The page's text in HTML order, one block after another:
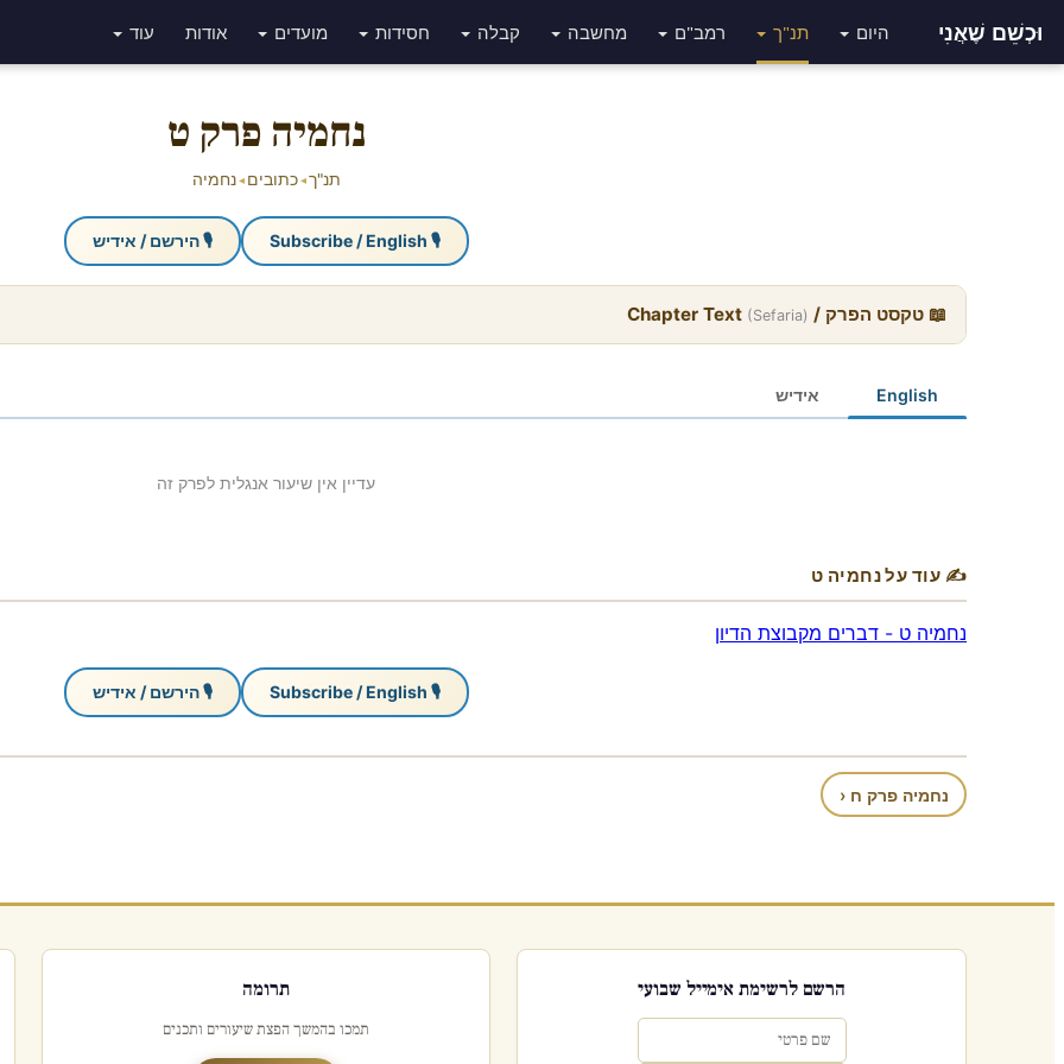
וּכְשֵׁם שֶׁאֲנִי היום תנ"ך רמב"ם מחשבה קבלה חסידות מועדים אודות עוד
נחמיה פרק ט
תנ"ך ◂ כתובים ◂ נחמיה
🎙 Subscribe / English 🎙 הירשם / אידיש
📖 טקסט הפרק / Chapter Text (Sefaria)
English אידיש
עדיין אין שיעור אנגלית לפרק זה
✍ עוד על נחמיה ט
נחמיה ט - דברים מקבוצת הדיון
🎙 Subscribe / English 🎙 הירשם / אידיש
נחמיה פרק ח ‹
הרשם לרשימת אימייל שבועי תרומה
תמכו בהמשך הפצת שיעורים ותכנים